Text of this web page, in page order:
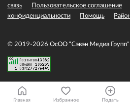
связь
Пользовательское соглашение
конфиденциальности
Помощь
© 2019-2026 ОсОО "Сэвэн Медиа Групп"
Главная Избранное Подать